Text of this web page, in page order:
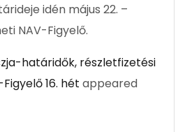
idén május 22. –
NAV-Figyelő.
határidők, részletfizetési
16. hét appeared